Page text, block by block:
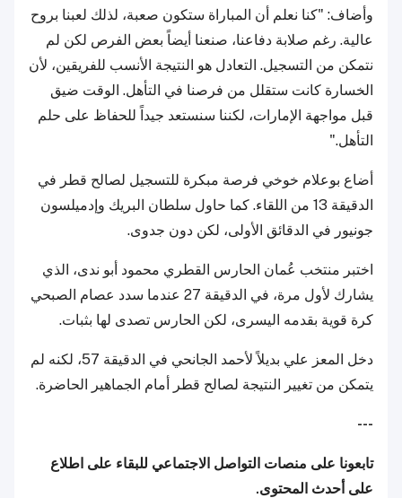
وأضاف: "كنا نعلم أن المباراة ستكون صعبة، لذلك لعبنا بروح
عالية. رغم صلابة دفاعنا، صنعنا أيضاً بعض الفرص لكن لم
نتمكن من التسجيل. التعادل هو النتيجة الأنسب للفريقين، لأن
الخسارة كانت ستقلل من فرصنا في التأهل. الوقت ضيق
قبل مواجهة الإمارات، لكننا سنستعد جيداً للحفاظ على حلم
التأهل."
أضاع بوعلام خوخي فرصة مبكرة للتسجيل لصالح قطر في
الدقيقة 13 من اللقاء. كما حاول سلطان البريك وإدميلسون
جونيور في الدقائق الأولى، لكن دون جدوى.
اختبر منتخب عُمان الحارس القطري محمود أبو ندى، الذي
يشارك لأول مرة، في الدقيقة 27 عندما سدد عصام الصبحي
كرة قوية بقدمه اليسرى، لكن الحارس تصدى لها بثبات.
دخل المعز علي بديلاً لأحمد الجانحي في الدقيقة 57، لكنه لم
يتمكن من تغيير النتيجة لصالح قطر أمام الجماهير الحاضرة.
---
تابعونا على منصات التواصل الاجتماعي للبقاء على اطلاع
على أحدث المحتوى.